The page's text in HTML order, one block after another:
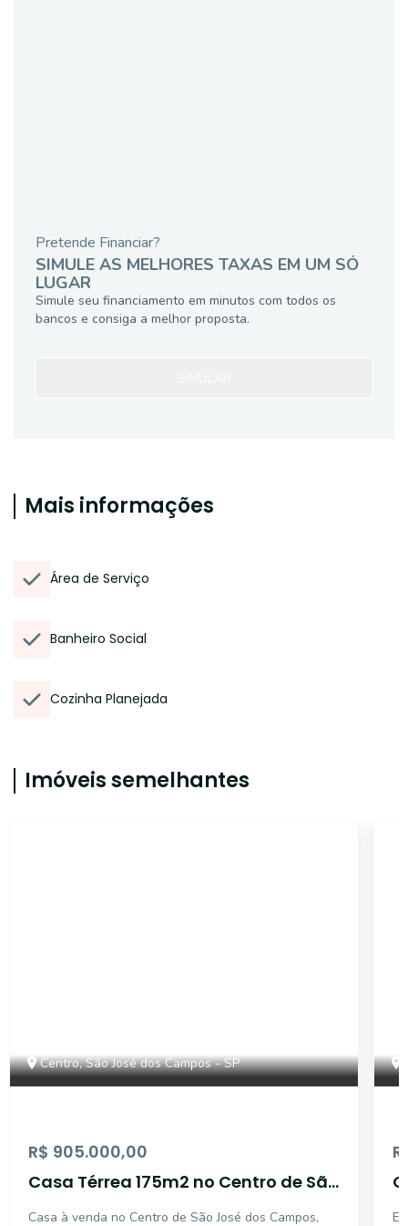
Pretende Financiar?
SIMULE AS MELHORES TAXAS EM UM SÓ
LUGAR
Simule seu financiamento em minutos com todos os
bancos e consiga a melhor proposta.
Mais informações
Área de Serviço
Banheiro Social
Cozinha Planejada
Imóveis semelhantes
Centro, São José dos Campos - SP
R$ 905.000,00
Casa Térrea 175m2 no Centro de São
Casa à venda no Centro de São José dos Campos,